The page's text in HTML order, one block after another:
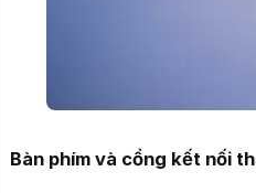
Bàn phím và cổng kết nối